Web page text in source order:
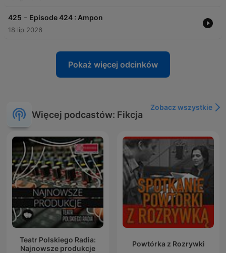
425 - Episode 424 : Ampon
18 lip 2026
Pokaż więcej odcinków
Więcej podcastów: Fikcja
Zobacz wszystkie
Teatr Polskiego Radia:
Najnowsze produkcje
Powtórka z Rozrywki